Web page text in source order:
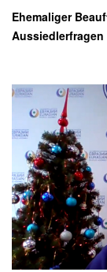
Ehemaliger